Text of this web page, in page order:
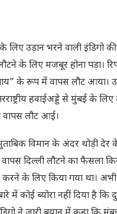
लिए उड़ान भरने वाली इंडिगो
के लिए मजबूर होना पड़ा।
के रूप में वापस लौट आया।
हवाईअड्डे से मुंबई के
वापस लौट आई।
विमान के अंदर थोड़ी
दिल्ली लौटने का फैसला
करने के लिए किया गया था।
में कोई ब्योरा नहीं दिया है